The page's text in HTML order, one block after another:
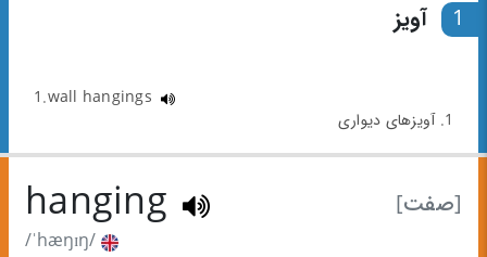
1 آویز
1.wall hangings
1. آویزهای دیواری
[صفت] hanging
/ˈhæŋɪŋ/